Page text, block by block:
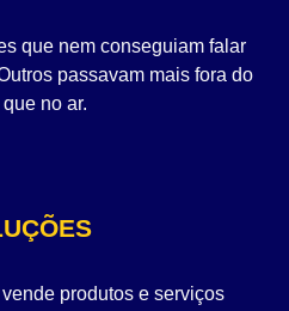
que nem conseguiam falar
passavam mais fora do
no ar.
produtos e serviços